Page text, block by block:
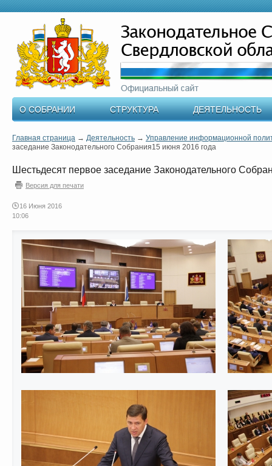
О СОБРАНИИ СТРУКТУРА ДЕЯТЕЛЬНОСТЬ
Главная страница → Деятельность → Управление информационной
заседание Законодательного Собрания15 июня 2016 года
Шестьдесят первое заседание Законодательного
Версия для печати
16 Июня 2016
10:06